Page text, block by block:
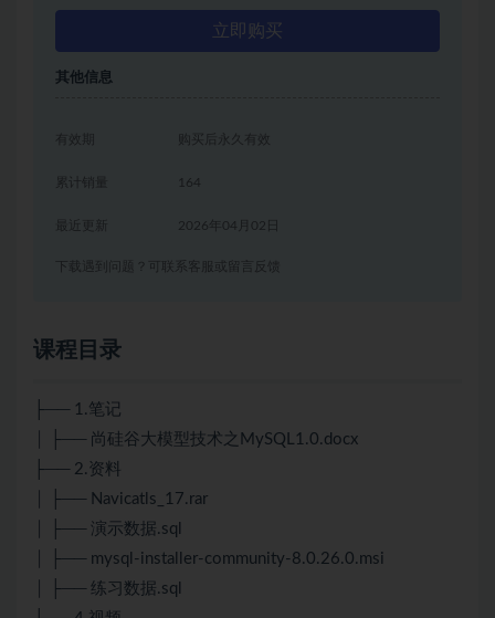
立即购买
其他信息
有效期 购买后永久有效
累计销量 164
2026年04月02日
下载遇到问题？可联系客服或留言反馈
课程目录
├── 1.笔记
│ ├── 尚硅谷大模型技术之MySQL1.0.docx
├── 2.资料
│ ├── Navicatls_17.rar
│ ├── 演示数据.sql
│ ├── mysql-installer-community-8.0.26.0.msi
│ ├── 练习数据.sql